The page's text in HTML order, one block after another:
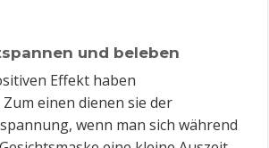
und beleben
Effekt haben
einen dienen sie der
wenn man sich während